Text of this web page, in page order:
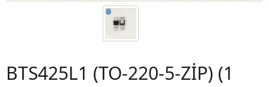
BTS425L1 (TO-220-5-ZİP) (1